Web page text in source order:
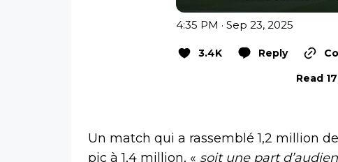
4:35 PM · Sep 23, 2025
3.4K Reply
Read
Un match qui a rassemblé 1,2 million
pic à 1,4 million, « soit une part